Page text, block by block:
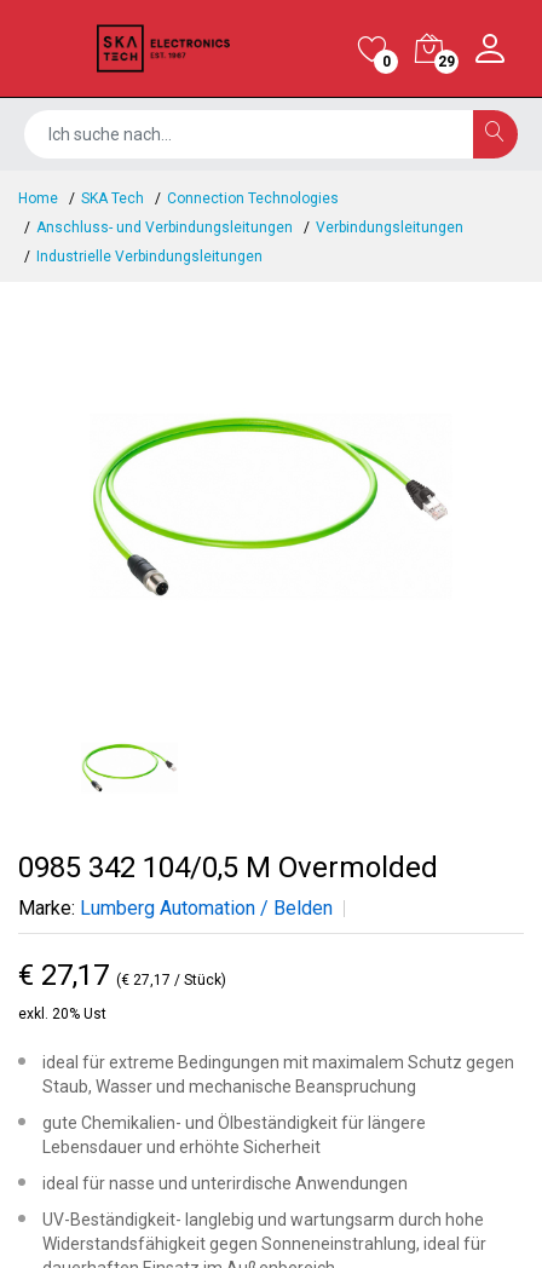
0 29
Home SKA Tech
Connection Technologies
Anschluss- und Verbindungsleitungen
Verbindungsleitungen
Industrielle Verbindungsleitungen
0985 342 104/0,5 M Overmolded
Marke: Lumberg Automation / Belden
€ 27,17 (€ 27,17 / Stück)
exkl. 20% Ust
ideal für extreme Bedingungen mit maximalem Schutz gegen
Staub, Wasser und mechanische Beanspruchung
gute Chemikalien- und Ölbeständigkeit für längere
Lebensdauer und erhöhte Sicherheit
ideal für nasse und unterirdische Anwendungen
UV-Beständigkeit- langlebig und wartungsarm durch hohe
Widerstandsfähigkeit gegen Sonneneinstrahlung, ideal für